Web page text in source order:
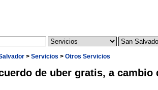
> Servicios > Otros Servicios
de uber gratis, a cambio